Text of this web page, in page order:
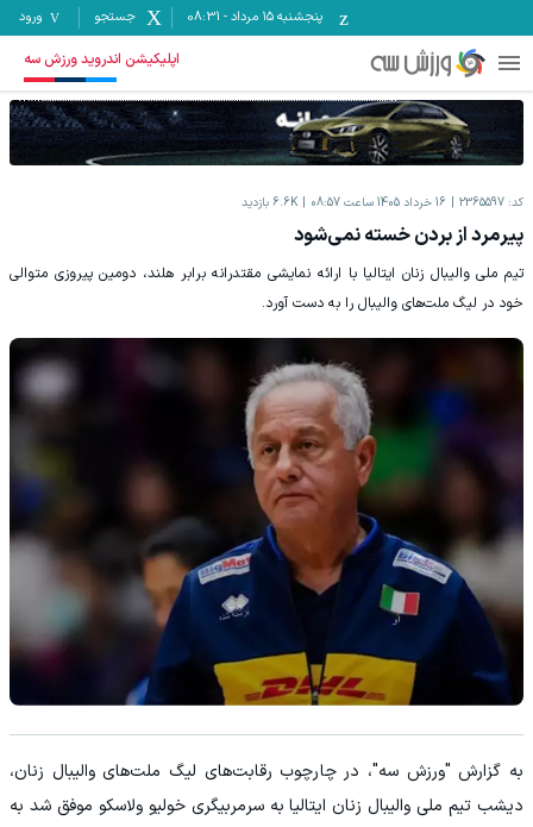
پنجشنبه ۱۵ مرداد -
08:31 جستجو ورود
اپلیکیشن اندروید ورزش سه
کد: 2365597 16 خرداد 1405 ساعت 08:57 6.6K بازدید
پیرمرد از بردن خسته نمی‌شود
تیم ملی والیبال زنان ایتالیا با ارائه نمایشی مقتدرانه برابر هلند، دومین پیروزی متوالی
خود در لیگ ملت‌های والیبال را به دست آورد.
به گزارش "ورزش سه"، در چارچوب رقابت‌های لیگ ملت‌های والیبال زنان،
دیشب تیم ملی والیبال زنان ایتالیا به سرمربیگری خولیو ولاسکو موفق شد به